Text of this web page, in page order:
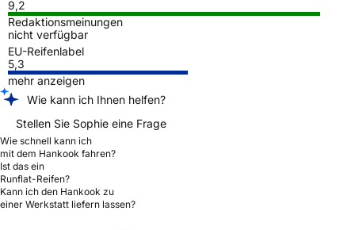
9,2
Redaktionsmeinungen
nicht verfügbar
EU-Reifenlabel
5,3
mehr anzeigen
Wie kann ich Ihnen helfen?
Stellen Sie Sophie eine Frage
Wie schnell kann ich
mit dem Hankook fahren?
Ist das ein
Runflat-Reifen?
Kann ich den Hankook zu
einer Werkstatt liefern lassen?